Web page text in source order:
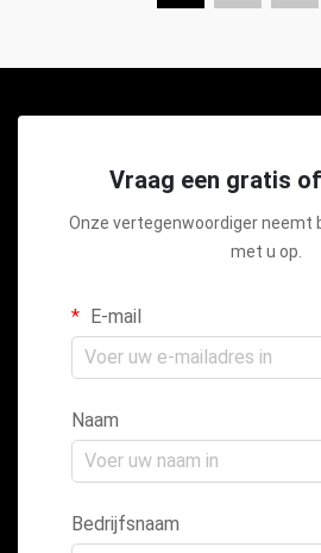
Vraag een gratis
Onze vertegenwoordiger neemt
met u op.
E-mail
Naam
Bedrijfsnaam